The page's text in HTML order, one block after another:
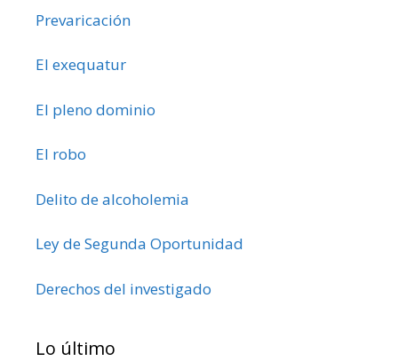
Prevaricación
El exequatur
El pleno dominio
El robo
Delito de alcoholemia
Ley de Segunda Oportunidad
Derechos del investigado
Lo último